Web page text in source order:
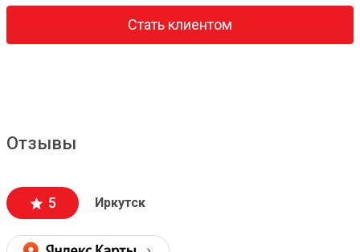
Стать клиентом
Отзывы
5 Иркутск